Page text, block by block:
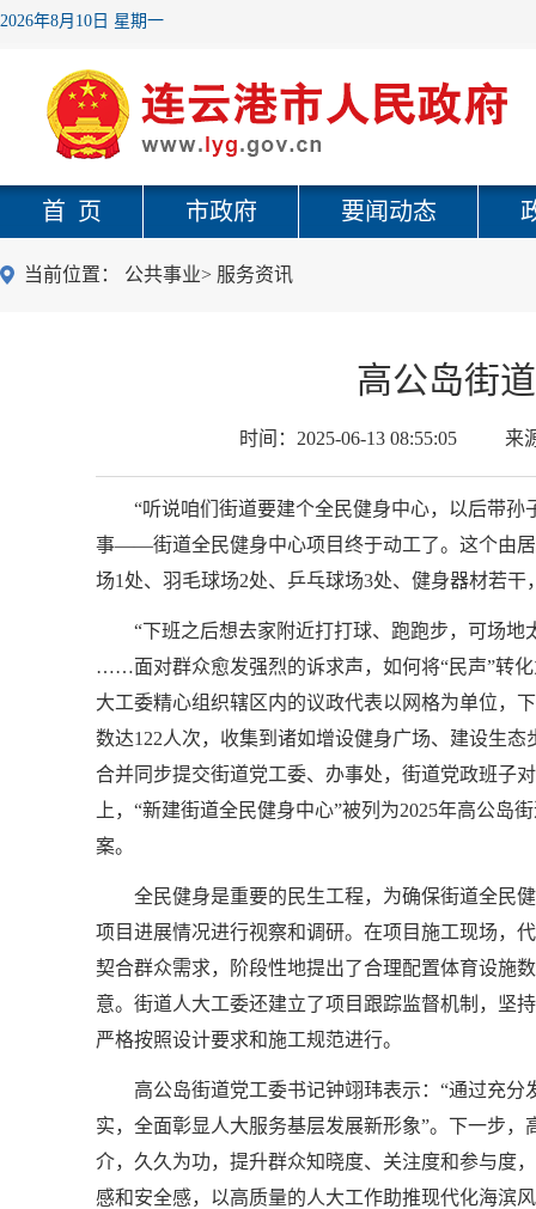
2026年8月10日 星期一
首 页 市政府 要闻动态
当前位置： 公共事业> 服务资讯
高公岛街
时间： 2025-06-13 08:55:05 来
“听说咱们街道要建个全民健身中心，以后带
事——街道全民健身中心项目终于动工了。这个由居
场1处、羽毛球场2处、乒乓球场3处、健身器材若
“下班之后想去家附近打打球、跑跑步，可场
……面对群众愈发强烈的诉求声，如何将“民声”转化
大工委精心组织辖区内的议政代表以网格为单位，
数达122人次，收集到诸如增设健身广场、建设生
合并同步提交街道党工委、办事处，街道党政班子
上，“新建街道全民健身中心”被列为2025年高公
案。
全民健身是重要的民生工程，为确保街道全民
项目进展情况进行视察和调研。在项目施工现场，
契合群众需求，阶段性地提出了合理配置体育设施
意。街道人大工委还建立了项目跟踪监督机制，坚
严格按照设计要求和施工规范进行。
高公岛街道党工委书记钟翊玮表示：“通过充
实，全面彰显人大服务基层发展新形象”。下一步
介，久久为功，提升群众知晓度、关注度和参与度
感和安全感，以高质量的人大工作助推现代化海滨